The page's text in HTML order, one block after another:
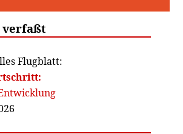
verfaßt
Flugblatt: